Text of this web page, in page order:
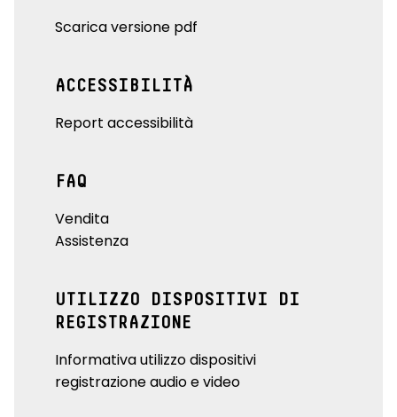
Scarica versione pdf
ACCESSIBILITÀ
Report accessibilità
FAQ
Vendita
Assistenza
UTILIZZO DISPOSITIVI DI
REGISTRAZIONE
Informativa utilizzo dispositivi
registrazione audio e video